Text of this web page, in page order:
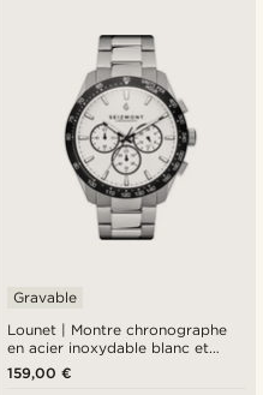
Lounet | Montre chronographe
en acier inoxydable blanc et
argenté
Gravable
159,00 €